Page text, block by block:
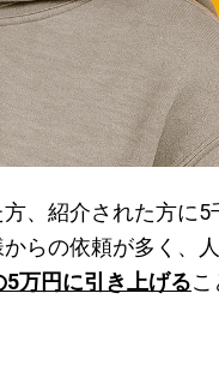
、紹介された方に5
らの依頼が多く、
5万円に引き上げるこ